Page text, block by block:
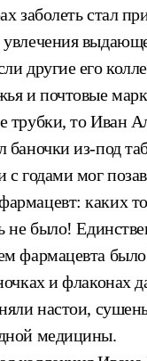
заболеть стал
другие его
и почтовые
трубки, то Иван
баночки из-под
с годами мог
каких
не было!
фармацевта
и флаконах
настои,
медицины.